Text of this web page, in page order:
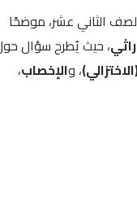
الثاني عشر، موضحًا
، حيث يُطرح سؤال
، والإخصاب،